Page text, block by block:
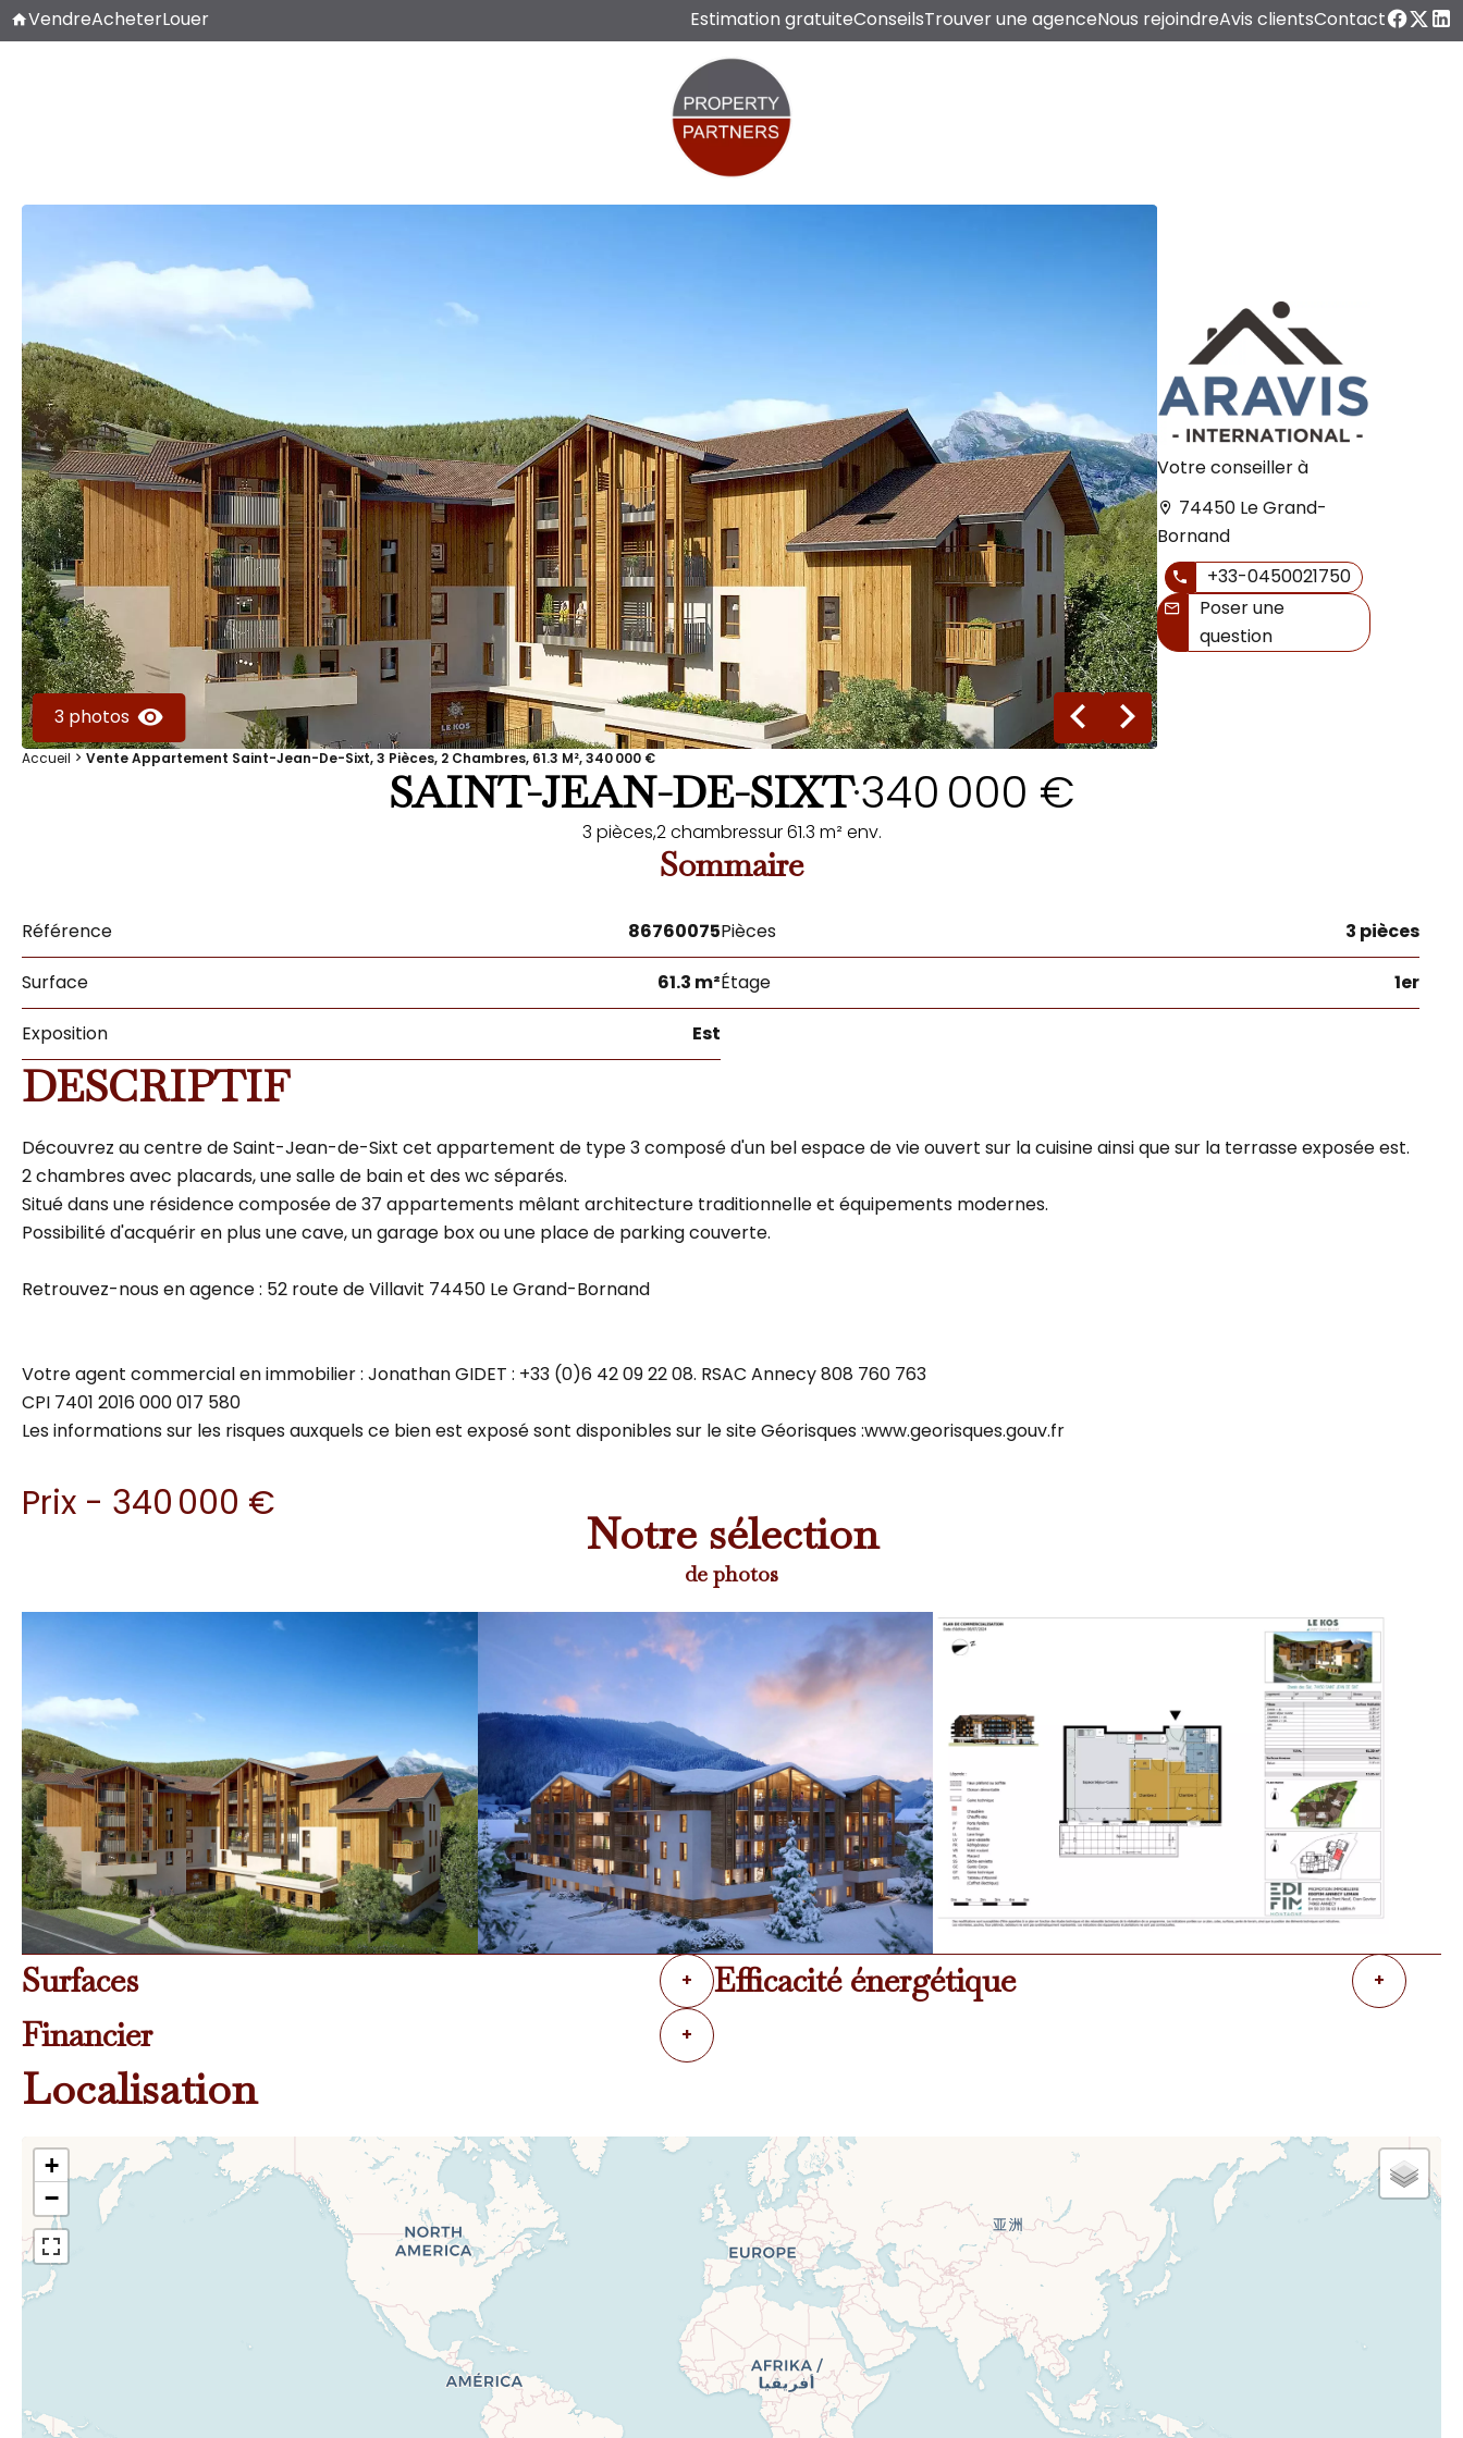
VendreAcheterLouer Estimation gratuiteConseilsTrouver une agenceNous rejoindreAvis clientsContact
3 photos
Votre conseiller à
74450 Le Grand-
Bornand
+33-0450021750
Poser une
question
Accueil Vente Appartement Saint-Jean-De-Sixt, 3 Pièces, 2 Chambres, 61.3 M², 340 000 €
SAINT-JEAN-DE-SIXT•340 000 €
3 pièces,2 chambressur 61.3 m² env.
Sommaire
Référence 86760075Pièces 3 pièces
Surface 61.3 m²Étage 1er
Exposition Est
DESCRIPTIF
Découvrez au centre de Saint-Jean-de-Sixt cet appartement de type 3 composé d'un bel espace de vie ouvert sur la cuisine ainsi que sur la terrasse exposée est.
2 chambres avec placards, une salle de bain et des wc séparés.
Situé dans une résidence composée de 37 appartements mêlant architecture traditionnelle et équipements modernes.
Possibilité d'acquérir en plus une cave, un garage box ou une place de parking couverte.
Retrouvez-nous en agence : 52 route de Villavit 74450 Le Grand-Bornand
Votre agent commercial en immobilier : Jonathan GIDET : +33 (0)6 42 09 22 08. RSAC Annecy 808 760 763
CPI 7401 2016 000 017 580
Les informations sur les risques auxquels ce bien est exposé sont disponibles sur le site Géorisques :www.georisques.gouv.fr
Prix - 340 000 €
Notre sélection
de photos
Surfaces + Efficacité énergétique +
Financier +
Localisation
+
−